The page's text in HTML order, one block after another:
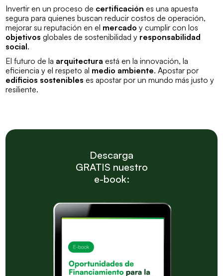
Invertir en un proceso de certificación es una apuesta
segura para quienes buscan reducir costos de operación,
mejorar su reputación en el mercado y cumplir con los
objetivos globales de sostenibilidad y responsabilidad
social.
El futuro de la arquitectura está en la innovación, la
eficiencia y el respeto al medio ambiente. Apostar por
edificios sostenibles es apostar por un mundo más justo y
resiliente.
Descarga
GRATIS nuestro
e-book: